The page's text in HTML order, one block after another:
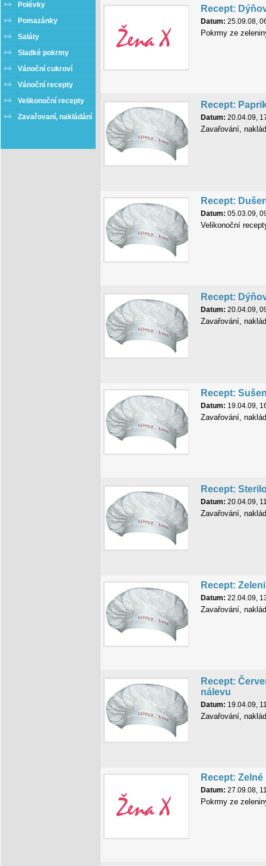
>>
Polévky
>>
Pomazánky
>>
Saláty
>>
Sladké pokrmy
>>
Vánoční cukroví
>>
Vánoční recepty
>>
Velikonoční recepty
>>
Zavařovaní, nakládání
Recept:
Datum: 25.09.08,
Pokrmy ze
Recept:
Datum: 20.04.09,
Zavařování,
Recept:
Datum: 05.03.09,
Velikonoční
Recept:
Datum: 20.04.09,
Zavařování,
Recept:
Datum: 19.04.09,
Zavařování,
Recept:
Datum: 20.04.09,
Zavařování,
Recept:
Datum: 22.04.09,
Zavařování,
Recept:
nálevu
Datum: 19.04.09,
Zavařování,
Recept:
Datum: 27.09.08,
Pokrmy ze